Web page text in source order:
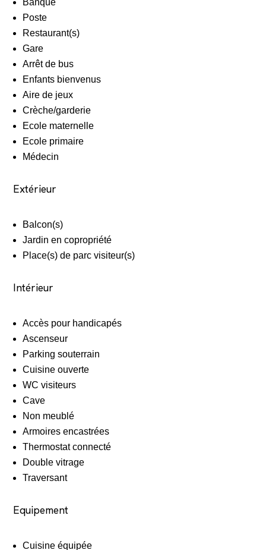
Banque
Poste
Restaurant(s)
Gare
Arrêt de bus
Enfants bienvenus
Aire de jeux
Crèche/garderie
Ecole maternelle
Ecole primaire
Médecin
Extérieur
Balcon(s)
Jardin en copropriété
Place(s) de parc visiteur(s)
Intérieur
Accès pour handicapés
Ascenseur
Parking souterrain
Cuisine ouverte
WC visiteurs
Cave
Non meublé
Armoires encastrées
Thermostat connecté
Double vitrage
Traversant
Equipement
Cuisine équipée